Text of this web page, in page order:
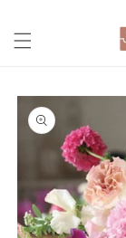
略過產
品資訊